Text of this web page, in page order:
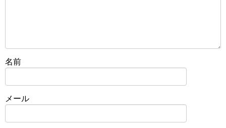
名前
メール